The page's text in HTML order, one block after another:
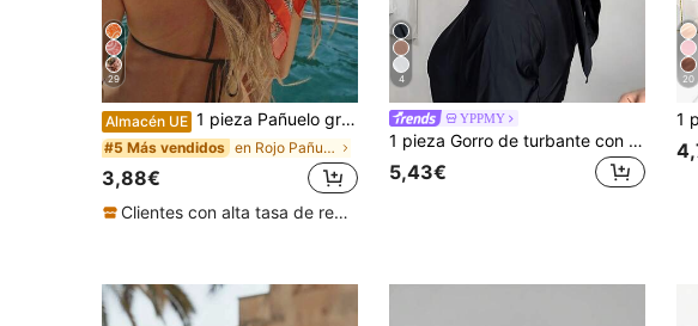
29
Almacén UE 1 pieza Pañuelo grande con estampado floral para mujer, pañuelo cuadrado de satén de 90 cm con tacto de seda, esencial para viajes, toalla de playa
#5 Más vendidos en Rojo Pañuelos y bufandas cuadradas para mujer
3,88€
Clientes con alta tasa de repetición
4
YPPMY
1 pieza Gorro de turbante con cinta de color liso para mujer, estilo árabe clásico de Oriente Medio, elegante, casual y versátil, con ala ancha y curva, adecuado para uso diario y al aire libre
5,43€
20